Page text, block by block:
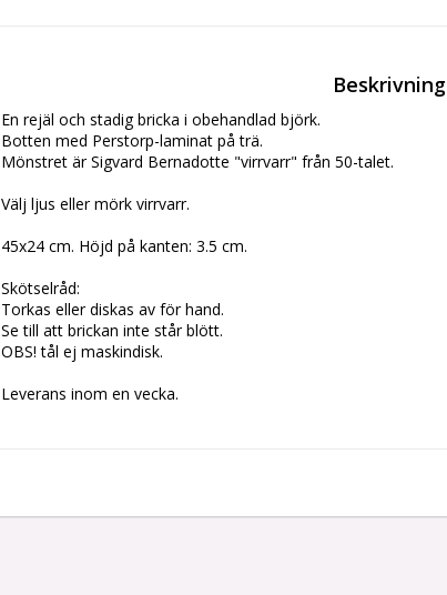
Beskrivning
En rejäl och stadig bricka i obehandlad björk.
Botten med Perstorp-laminat på trä.
Mönstret är Sigvard Bernadotte "virrvarr" från 50-talet.
Välj ljus eller mörk virrvarr.
45x24 cm. Höjd på kanten: 3.5 cm.
Skötselråd:
Torkas eller diskas av för hand.
Se till att brickan inte står blött.
OBS! tål ej maskindisk.
Leverans inom en vecka.